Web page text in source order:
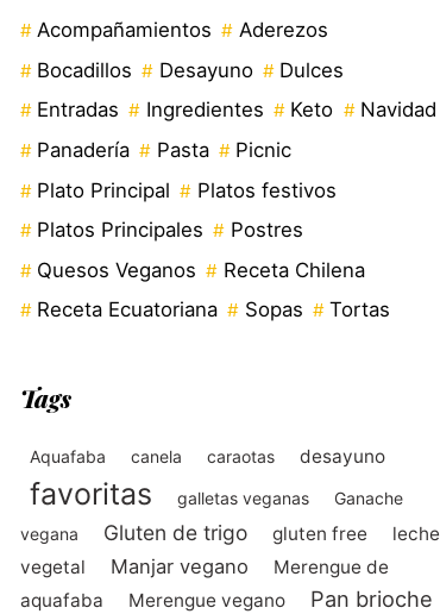
Acompañamientos
Aderezos
Bocadillos
Desayuno
Dulces
Entradas
Ingredientes Keto
Navidad
Panadería
Pasta
Picnic
Plato Principal
Platos festivos
Platos Principales
Postres
Quesos Veganos
Receta Chilena
Receta Ecuatoriana
Sopas Tortas
Tags
Aquafaba canela caraotas desayuno
favoritas galletas veganas
Ganache
vegana
Gluten de trigo gluten free
leche
vegetal
Manjar vegano
Merengue de
aquafaba
Merengue vegano
Pan brioche